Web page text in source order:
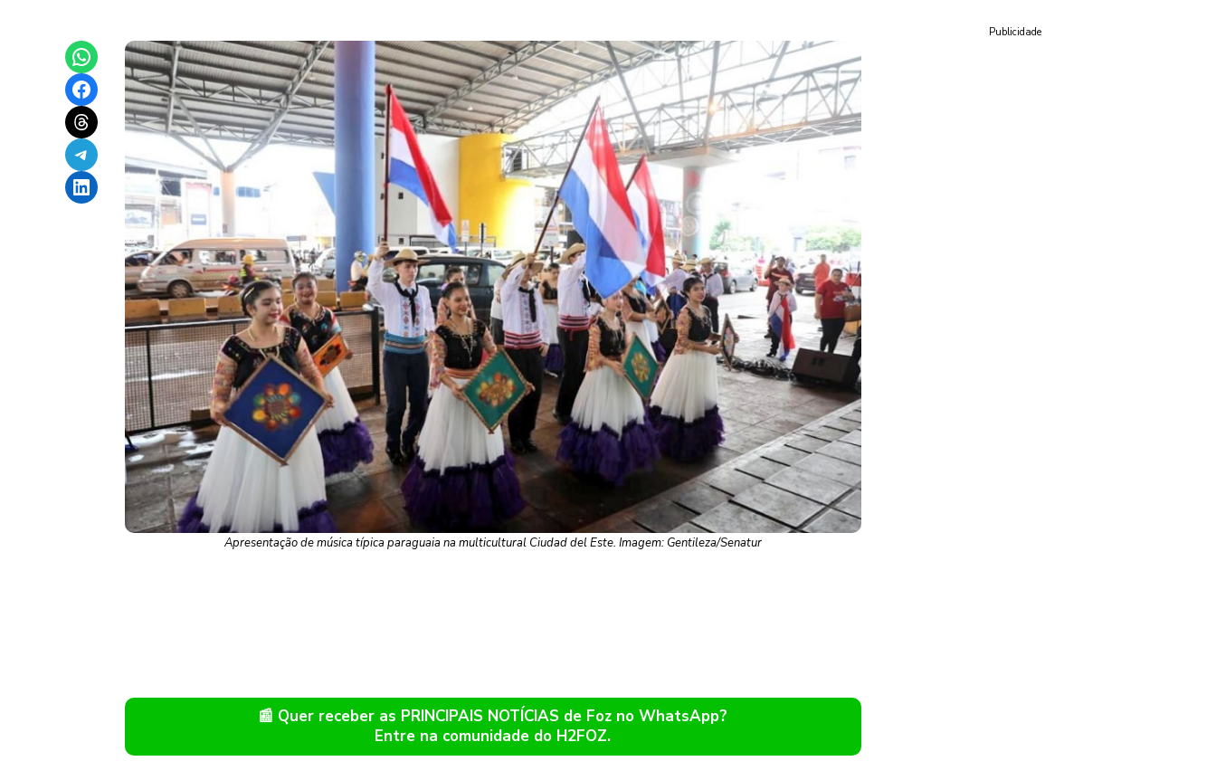
Share on WhatsApp
Share on Facebook
Share on Threads
Share on Telegram
Share on LinkedIn
Apresentação de música típica paraguaia na multicultural Ciudad del Este. Imagem: Gentileza/Senatur
📰 Quer receber as PRINCIPAIS NOTÍCIAS de Foz no WhatsApp?
Entre na comunidade do H2FOZ.
Publicidade